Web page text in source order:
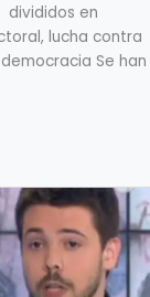
divididos en
lucha contra
Se han